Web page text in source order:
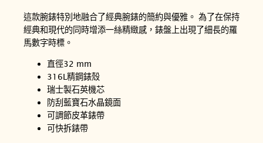
這款腕錶特別地融合了經典腕錶的簡約與優雅。 為了在保持
經典和現代的同時增添一絲精緻感，錶盤上出現了細長的羅
馬數字時標。
直徑32 mm
316L精鋼錶殼
瑞士製石英機芯
防刮藍寶石水晶鏡面
可調節皮革錶帶
可快拆錶帶